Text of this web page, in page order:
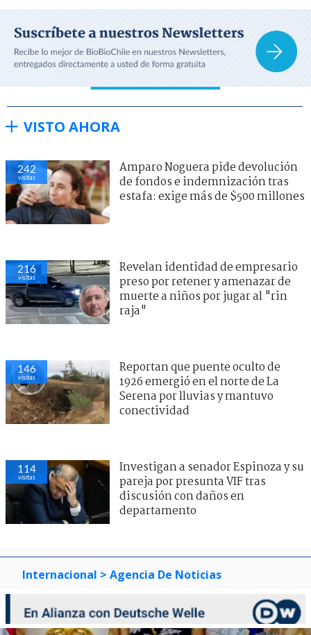
VISTO AHORA
242
visitas
Amparo Noguera pide devolución
de fondos e indemnización tras
estafa: exige más de $500 millones
216
visitas
Revelan identidad de empresario
preso por retener y amenazar de
muerte a niños por jugar al "rin
raja"
146
visitas
Reportan que puente oculto de
1926 emergió en el norte de La
Serena por lluvias y mantuvo
conectividad
114
visitas
Investigan a senador Espinoza y su
pareja por presunta VIF tras
discusión con daños en
departamento
Internacional > Agencia De Noticias